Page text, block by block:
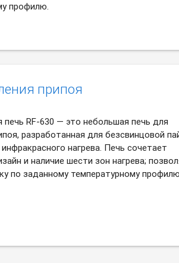
профилю.
припоя
печь RF-630 — это небольшая печь для
разработанная для безсвинцовой
нагрева. Печь сочетает
и наличие шести зон нагрева;
по заданному температурному